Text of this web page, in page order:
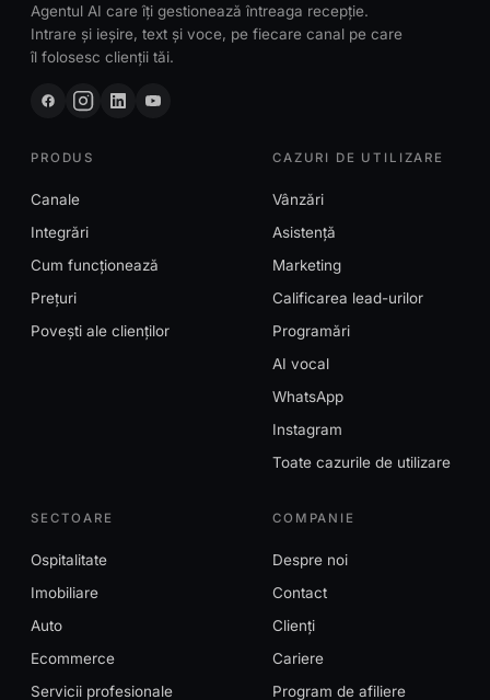
Agentul AI care îți gestionează întreaga recepție.
Intrare și ieșire, text și voce, pe fiecare canal pe care
îl folosesc clienții tăi.
PRODUS
Canale
Integrări
Cum funcționează
Prețuri
Povești ale clienților
CAZURI DE UTILIZARE
Vânzări
Asistență
Marketing
Calificarea lead-urilor
Programări
AI vocal
WhatsApp
Instagram
Toate cazurile de utilizare
SECTOARE
Ospitalitate
Imobiliare
Auto
Ecommerce
Servicii profesionale
COMPANIE
Despre noi
Contact
Clienți
Cariere
Program de afiliere